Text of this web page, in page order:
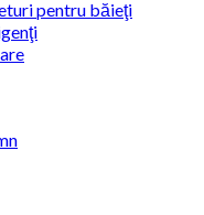
pentru băieţi